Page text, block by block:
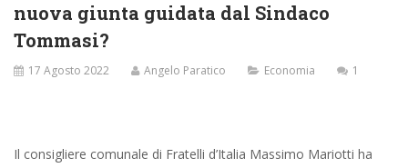
nuova giunta guidata dal Sindaco
Tommasi?
17 Agosto 2022 Angelo Paratico Economia 1
Il consigliere comunale di Fratelli d’Italia Massimo Mariotti ha